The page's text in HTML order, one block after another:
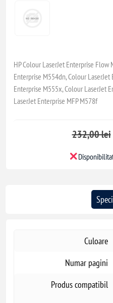
HP Colour LaserJet Enterprise Flow
Enterprise M554dn, Colour
Enterprise M555x, Colour LaserJet
LaserJet Enterprise MFP M578f
232,00 lei
Culoare
Numar pagini
Produs compatibil